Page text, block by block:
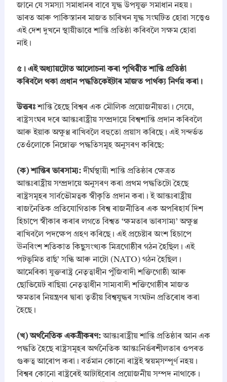
জানে যে সমস্যা সমাধানৰ বাবে যুদ্ধ উপযুক্ত সমাধান নহয়।
ভাৰত আৰু পাকিস্তানৰ মাজত চাৰিখন যুদ্ধ সংঘটিত হোৱা সত্ত্বেও
এই দেশ দুখনে স্থায়ীভাৱে শান্তি প্ৰতিষ্ঠা কৰিবলৈ সক্ষম হোৱা
নাই।
​৫। এই অধ্যায়টোত আলোচনা কৰা পৃথিৱীত শান্তি প্রতিষ্ঠা
কৰিবলৈ থকা প্রধান পদ্ধতিকেইটাৰ মাজত পাৰ্থক্য নির্ণয় কৰা।
​উত্তৰঃশান্তি হৈছে বিশ্বৰ এক মৌলিক প্ৰয়োজনীয়তা। সেয়ে,
ৰাষ্ট্ৰসংঘৰ দৰে আন্তঃৰাষ্ট্ৰীয় সম্প্ৰদায়ে বিশ্বশান্তি প্ৰদান কৰিবলৈ
আৰু ইয়াক অক্ষুণ্ণ ৰাখিবলৈ বহুতো প্ৰয়াস কৰিছে। এই সন্দৰ্ভত
তেওঁলোকে নিম্নোক্ত পদ্ধতিসমূহ অনুসৰণ কৰিছে:
​(ক) শান্তিৰ ভাৰসাম্য:দীৰ্ঘস্থায়ী শান্তি প্ৰতিষ্ঠাৰ ক্ষেত্ৰত
আন্তঃৰাষ্ট্ৰীয় সম্প্ৰদায়ে অনুসৰণ কৰা প্ৰথম পদ্ধতিটো হৈছে
ৰাষ্ট্ৰসমূহৰ সাৰ্বভৌমত্বক স্বীকৃতি প্ৰদান কৰা। ই আন্তঃৰাষ্ট্ৰীয়
ৰাজনৈতিক প্ৰতিযোগিতাক বিশ্ব ৰাজনীতিৰ এক অপৰিহাৰ্য দিশ
হিচাপে স্বীকাৰ কৰাৰ লগতে বিশ্বত ‘ক্ষমতাৰ ভাৰসাম্য’ অক্ষুণ্ণ
ৰাখিবলৈ পদক্ষেপ গ্ৰহণ কৰিছে। এই প্ৰচেষ্টাৰ অংশ হিচাপে
ঊনবিংশ শতিকাত কিছুসংখ্যক মিত্রগোষ্ঠীৰ গঠন হৈছিল। এই
পটভূমিত ৱাৰ্ছ’ সন্ধি আৰু নাটো (NATO) গঠন হৈছিল।
আমেৰিকা যুক্তৰাষ্ট্ৰ নেতৃত্বাধীন পুঁজিবাদী শক্তিগোষ্ঠী আৰু
ছোভিয়েট ৰাছিয়া নেতৃত্বাধীন সাম্যবাদী শক্তিগোষ্ঠীৰ মাজত
ক্ষমতাৰ নিয়ন্ত্ৰণৰ দ্বাৰা তৃতীয় বিশ্বযুদ্ধৰ সংঘটন প্ৰতিৰোধ কৰা
হৈছে।
​(খ) অৰ্থনৈতিক একত্ৰীকৰণ:আন্তঃৰাষ্ট্ৰীয় শান্তি প্ৰতিষ্ঠাৰ আন এক
পদ্ধতি হৈছে ৰাষ্ট্ৰসমূহৰ অৰ্থনৈতিক আন্তঃনিৰ্ভৰশীলতাৰ ওপৰত
গুৰুত্ব আৰোপ কৰা। বৰ্তমান কোনো ৰাষ্ট্ৰই স্বয়ম্সম্পূৰ্ণ নহয়।
বিশ্বৰ কোনো ৰাষ্ট্ৰৰেই আটাইবোৰ প্ৰয়োজনীয় সম্পদ নাথাকে।